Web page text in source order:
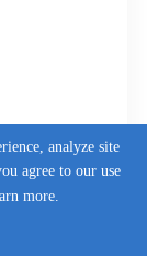
analyze site
agree to our use
more.